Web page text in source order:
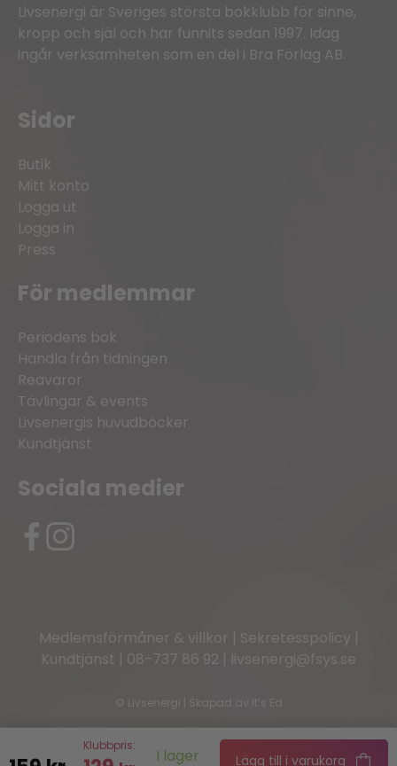
Klubbpris: I lager Lägg till i varukorg
Livsenergi är Sveriges största bokklubb för sinne,
kropp och själ och har funnits sedan 1997. Idag
ingår verksamheten som en del i Bra Förlag AB.
Sidor
Butik
Mitt konto
Logga ut
Logga in
Press
För medlemmar
Periodens bok
Handla från tidningen
Reavaror
Tävlingar & events
Livsenergis huvudböcker
Kundtjänst
Sociala medier
Medlemsförmåner & villkor | Sekretesspolicy |
Kundtjänst | 08-737 86 92 | livsenergi@fsys.se
© Livsenergi | Skapad av It’s Ed